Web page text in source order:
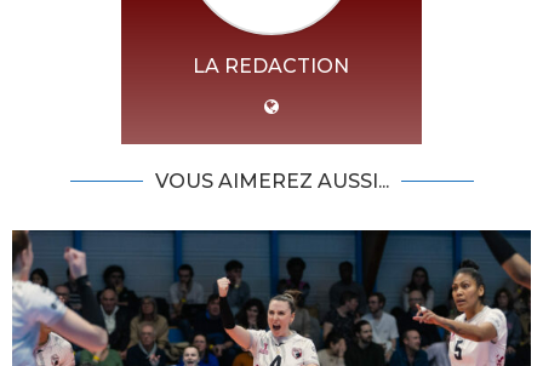
LA REDACTION
VOUS AIMEREZ AUSSI...